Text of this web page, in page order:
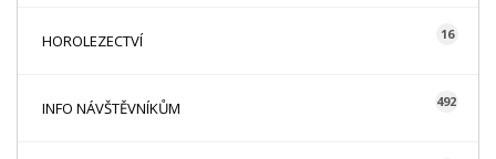
HOROLEZECTVÍ 16
INFO NÁVŠTĚVNÍKŮM 492